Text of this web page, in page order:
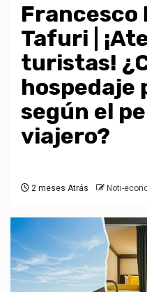
Francesco
Tafuri |
turistas!
hospedaje
según el
viajero?
2 meses Atrás Noti-